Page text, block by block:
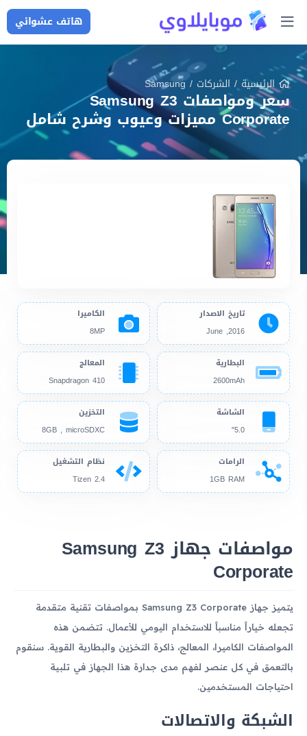
هاتف عشوائي
الرئيسية/ الشركات /
Samsung
سعر ومواصفات Samsung Z3
Corporate مميزات وعيوب وشرح شامل
تاريخ الاصدار
2016, June
الكاميرا
8MP
البطارية
2600mAh
المعالج
Snapdragon 410
الشاشة
5.0"
التخزين
8GB , microSDXC
الرامات
1GB RAM
نظام التشغيل
Tizen 2.4
مواصفات جهاز Samsung Z3
Corporate
يتميز جهاز Samsung Z3 Corporate بمواصفات تقنية متقدمة
تجعله خياراً مناسباً للاستخدام اليومي للأعمال. تتضمن هذه
المواصفات الكاميرا، المعالج، ذاكرة التخزين والبطارية القوية. سنقوم
بالتعمق في كل عنصر لفهم مدى جدارة هذا الجهاز في تلبية
احتياجات المستخدمين.
الشبكة والاتصالات